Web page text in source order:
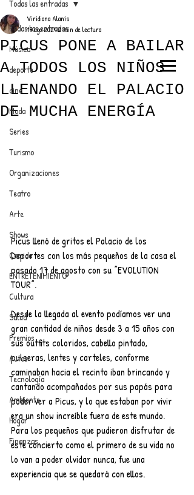
ANUNCIATE CON NOSOTROS
PARA MÁS INFORMACIÓN:
dinamicaseltrendytop@gmail.com
EL TRENDY TOP
CON EDDY MARTINEZ
Todas las entradas
Música
deporte
cine
Moda
Series
Turismo
Organizaciones
Teatro
Arte
Shows
Comida
ENTRETENIMIENTO
Cultura
Salud
Premios
Autos
Tecnología
Ambiente
Hogar
Finanzas
Todas las entradas
PICUS PONE A BAILAR
A TODOS LOS NIÑOS
LLENANDO EL PALACIO
DE MUCHA ENERGÍA
Viridiana Alanís
19 ago 20242 min de lectura
Picus llenó de gritos el Palacio de los
Deportes con los más pequeños de la casa el
pasado 17 de agosto con su ”EVOLUTION
TOUR”.
Desde la llegada al evento podíamos ver una
gran cantidad de niños desde 3 a 15 años con
sus outfits coloridos, cabello pintado,
pulseras, lentes y carteles, conforme
caminaban hacia el recinto iban brincando y
cantando acompañados por sus papás para
poder ver a Picus, y lo que estaban por vivir
era un show increíble fuera de este mundo.
Para los pequeños que pudieron disfrutar de
este concierto como el primero de su vida no
lo van a poder olvidar nunca, fue una
experiencia que se quedará con ellos.